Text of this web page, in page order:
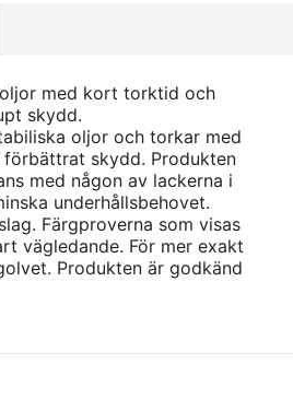
med kort torktid och
skydd.
oljor och torkar med
skydd. Produkten
med någon av lackerna i
underhållsbehovet.
Färgproverna som visas
vägledande. För mer exakt
Produkten är godkänd